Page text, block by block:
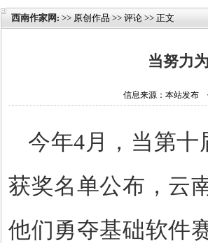
西南作家网 : >> 原创作品 >> 评论 >> 正文
当努力
信息来源：本站发布
今年4 月，当第十
获奖名单公布，云
他们勇夺基础软件